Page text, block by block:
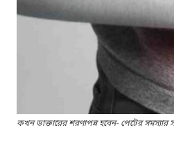
কখন ডাক্তারের শরণাপন্ন হবেন- পেটের সমস্যার